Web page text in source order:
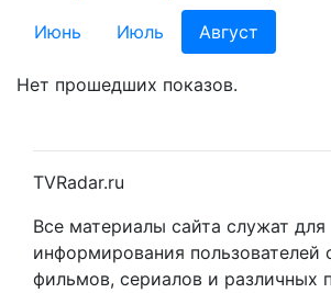
Июнь
Июль Август
Нет прошедших показов.
TVRadar.ru
Все материалы сайта служат для
информирования пользователей
фильмов, сериалов и различных